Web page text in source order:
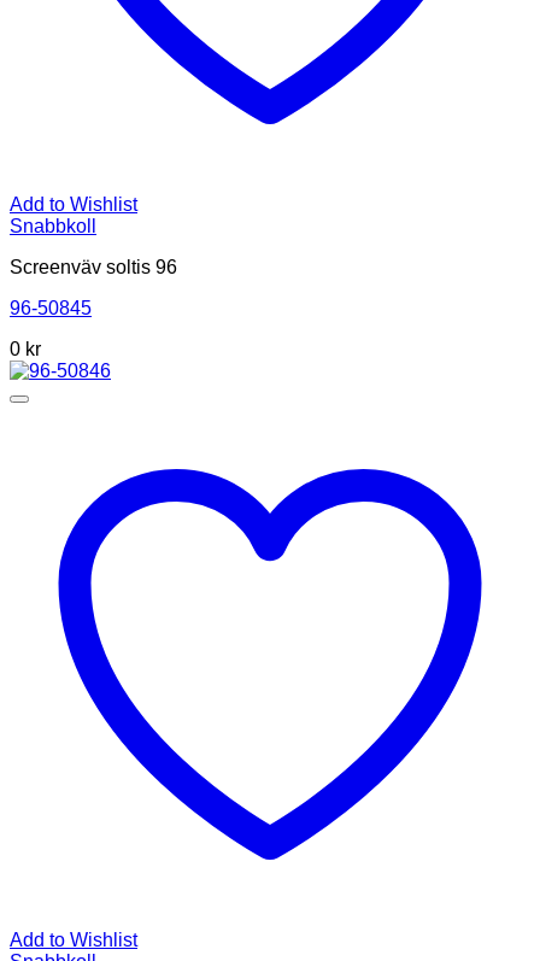
Add to Wishlist
Snabbkoll
Screenväv soltis 96
96-50845
0 kr
Add to Wishlist